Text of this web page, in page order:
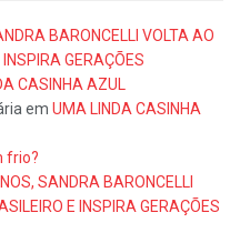
BARONCELLI VOLTA AO
GERAÇÕES
CASINHA AZUL
em UMA LINDA CASINHA
frio?
SANDRA BARONCELLI
E INSPIRA GERAÇÕES